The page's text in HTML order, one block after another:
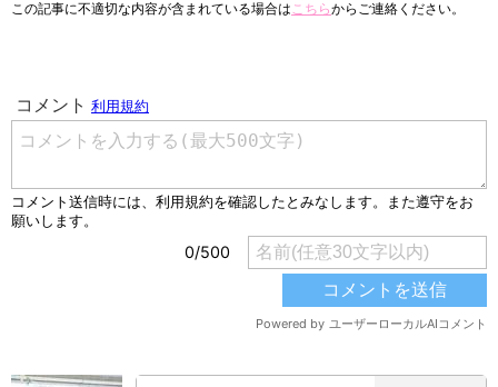
この記事に不適切な内容が含まれている場合はこちらからご連絡ください。